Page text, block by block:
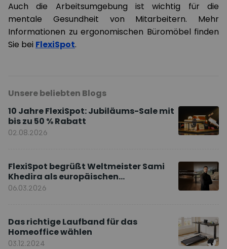
Auch die Arbeitsumgebung ist wichtig für die
mentale Gesundheit von Mitarbeitern. Mehr
Informationen zu ergonomischen Büromöbel finden
Sie bei FlexiSpot.
Unsere beliebten Blogs
10 Jahre FlexiSpot: Jubiläums-Sale mit
bis zu 50 % Rabatt
02.08.2026
FlexiSpot begrüßt Weltmeister Sami
Khedira als europäischen
Markenbotschafter
06.03.2026
Das richtige Laufband für das
Homeoffice wählen
03.12.2024